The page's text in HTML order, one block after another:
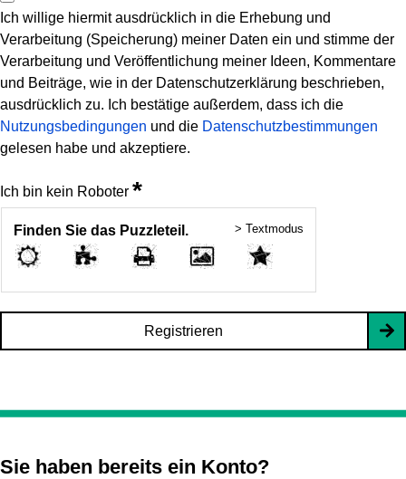
Ich willige hiermit ausdrücklich in die Erhebung und
Verarbeitung (Speicherung) meiner Daten ein und stimme der
Verarbeitung und Veröffentlichung meiner Ideen, Kommentare
und Beiträge, wie in der Datenschutzerklärung beschrieben,
ausdrücklich zu. Ich bestätige außerdem, dass ich die
Nutzungsbedingungen und die Datenschutzbestimmungen
gelesen habe und akzeptiere.
Ich bin kein Roboter *
Finden Sie das Puzzleteil. > Textmodus
Registrieren
Sie haben bereits ein Konto?